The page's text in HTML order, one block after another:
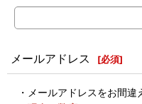
メールアドレス [必須]
・メールアドレスをお間